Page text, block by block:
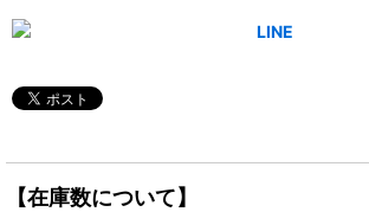
【在庫数について】